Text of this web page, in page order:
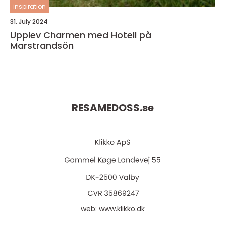
inspiration
31. July 2024
Upplev Charmen med Hotell på
Marstrandsön
RESAMEDOSS.se
web: www.klikko.dk